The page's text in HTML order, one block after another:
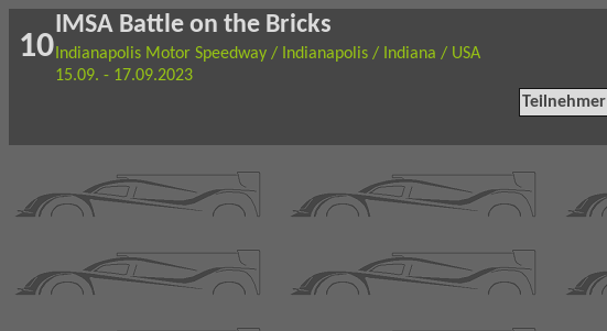
10
IMSA Battle on the Bricks
Indianapolis Motor Speedway / Indianapolis / Indiana / USA
15.09. - 17.09.2023
Teilnehmer